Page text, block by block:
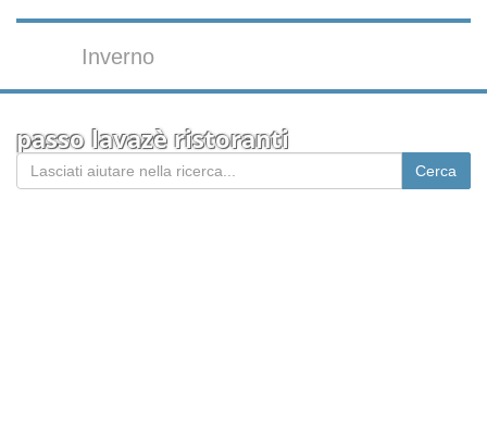
Inverno
passo lavazè ristoranti